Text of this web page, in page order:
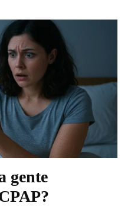
gente